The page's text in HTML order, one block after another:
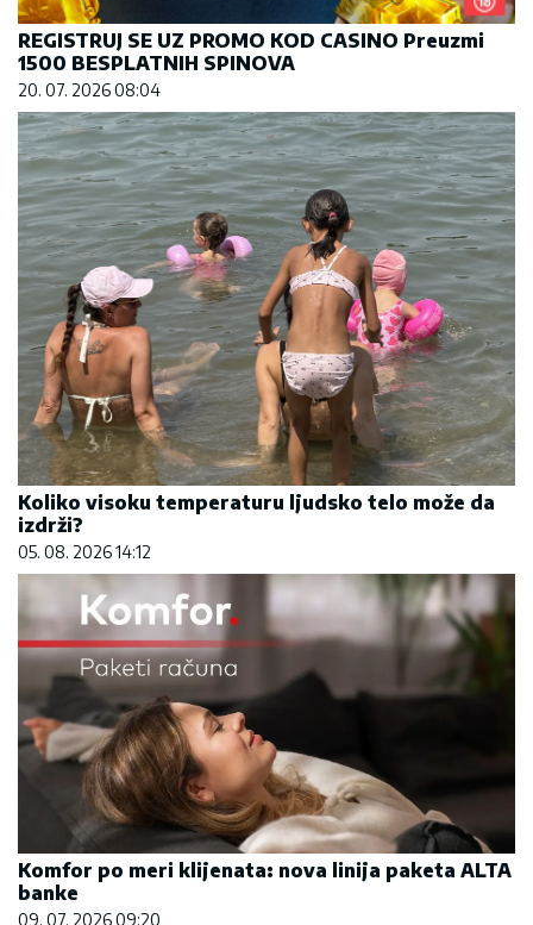
REGISTRUJ SE UZ PROMO KOD CASINO Preuzmi
1500 BESPLATNIH SPINOVA
20. 07. 2026 08:04
Koliko visoku temperaturu ljudsko telo može da
izdrži?
05. 08. 2026 14:12
Komfor po meri klijenata: nova linija paketa ALTA
banke
09. 07. 2026 09:20